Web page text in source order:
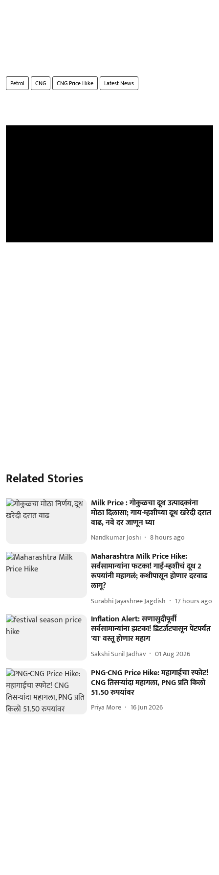
Petrol CNG CNG Price Hike Latest News
Related Stories
Milk Price : गोकुळचा दूध उत्पादकांना
मोठा दिलासा; गाय-म्हशीच्या दूध खरेदी दरात
वाढ, नवे दर जाणून घ्या
Nandkumar Joshi 8 hours ago
Maharashtra Milk Price Hike:
सर्वसामान्यांना फटका! गाई-म्हशीचं दूध 2
रूपयांनी महागलं; कधीपासून होणार दरवाढ
लागू?
Surabhi Jayashree Jagdish 17 hours ago
Inflation Alert: सणासुदीपूर्वी
सर्वसामान्यांना झटका! डिटर्जंटपासून पेंटपर्यंत
'या' वस्तू होणार महाग
Sakshi Sunil Jadhav 01 Aug 2026
PNG-CNG Price Hike: महागाईचा स्फोट!
CNG तिसऱ्यांदा महागला, PNG प्रति किलो
51.50 रुपयांवर
Priya More 16 Jun 2026